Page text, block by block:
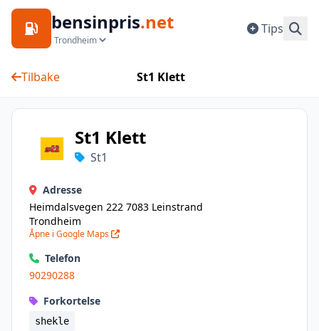
bensinpris.net Tips
Tilbake St1 Klett
St1 Klett
St1
Adresse
Heimdalsvegen 222 7083 Leinstrand
Trondheim
Åpne i Google Maps
Telefon
90290288
Forkortelse
shekle